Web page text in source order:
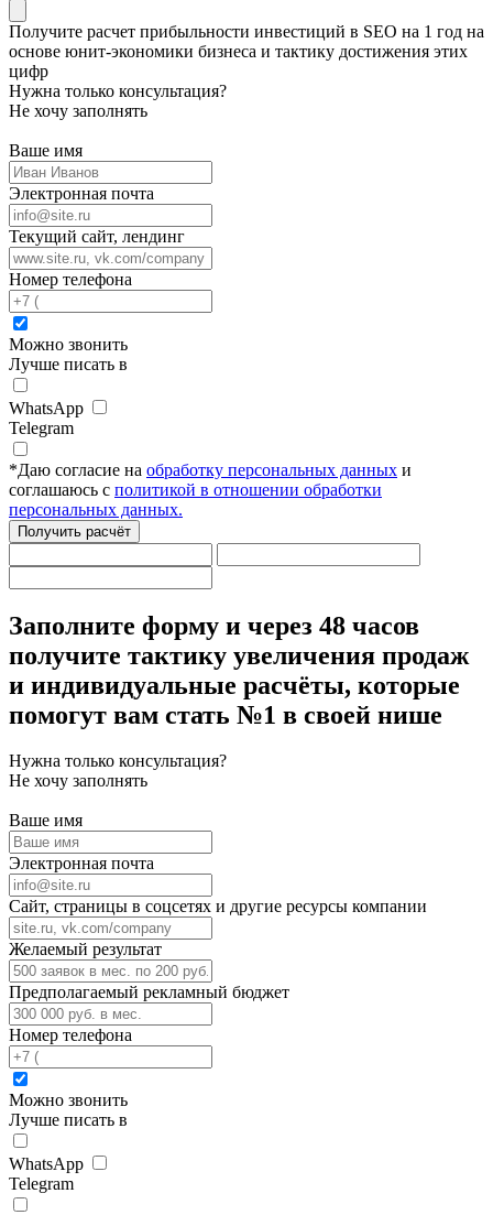
Получите расчет прибыльности инвестиций в SEO на 1 год на
основе юнит-экономики бизнеса и тактику достижения этих
цифр
Нужна только консультация?
Не хочу заполнять
Ваше имя
Электронная почта
Текущий сайт, лендинг
Номер телефона
Можно звонить
Лучше писать в
WhatsApp
Telegram
*Даю согласие на обработку персональных данных и
соглашаюсь с политикой в отношении обработки
персональных данных.
Получить расчёт
Заполните форму и через 48 часов
получите тактику увеличения продаж
и индивидуальные расчёты, которые
помогут вам стать №1 в своей нише
Нужна только консультация?
Не хочу заполнять
Ваше имя
Электронная почта
Сайт, страницы в соцсетях и другие ресурсы компании
Желаемый результат
Предполагаемый рекламный бюджет
Номер телефона
Можно звонить
Лучше писать в
WhatsApp
Telegram